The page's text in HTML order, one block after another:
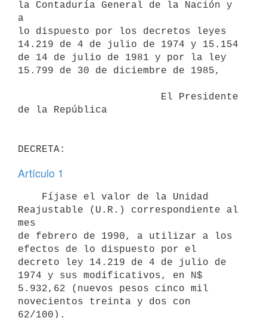
la Contaduría General de la Nación y
a
lo dispuesto por los decretos leyes
14.219 de 4 de julio de 1974 y 15.154
de 14 de julio de 1981 y por la ley
15.799 de 30 de diciembre de 1985,
de la República
Artículo 1
Reajustable (U.R.) correspondiente al
mes
de febrero de 1990, a utilizar a los
efectos de lo dispuesto por el
decreto ley 14.219 de 4 de julio de
1974 y sus modificativos, en N$
5.932,62 (nuevos pesos cinco mil
novecientos treinta y dos con